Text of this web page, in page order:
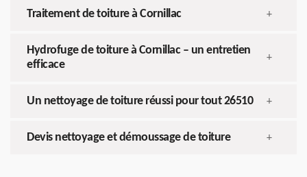
Traitement de toiture à Cornillac +
Hydrofuge de toiture à Cornillac – un entretien
efficace
+
Un nettoyage de toiture réussi pour tout 26510 +
Devis nettoyage et démoussage de toiture +